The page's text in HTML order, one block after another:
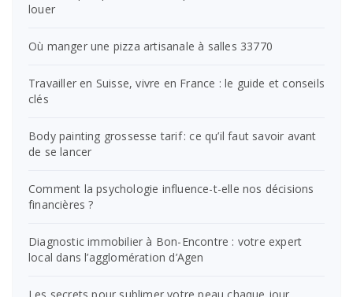
louer
Où manger une pizza artisanale à salles 33770
Travailler en Suisse, vivre en France : le guide et conseils
clés
Body painting grossesse tarif : ce qu’il faut savoir avant
de se lancer
Comment la psychologie influence-t-elle nos décisions
financières ?
Diagnostic immobilier à Bon-Encontre : votre expert
local dans l’agglomération d’Agen
Les secrets pour sublimer votre peau chaque jour